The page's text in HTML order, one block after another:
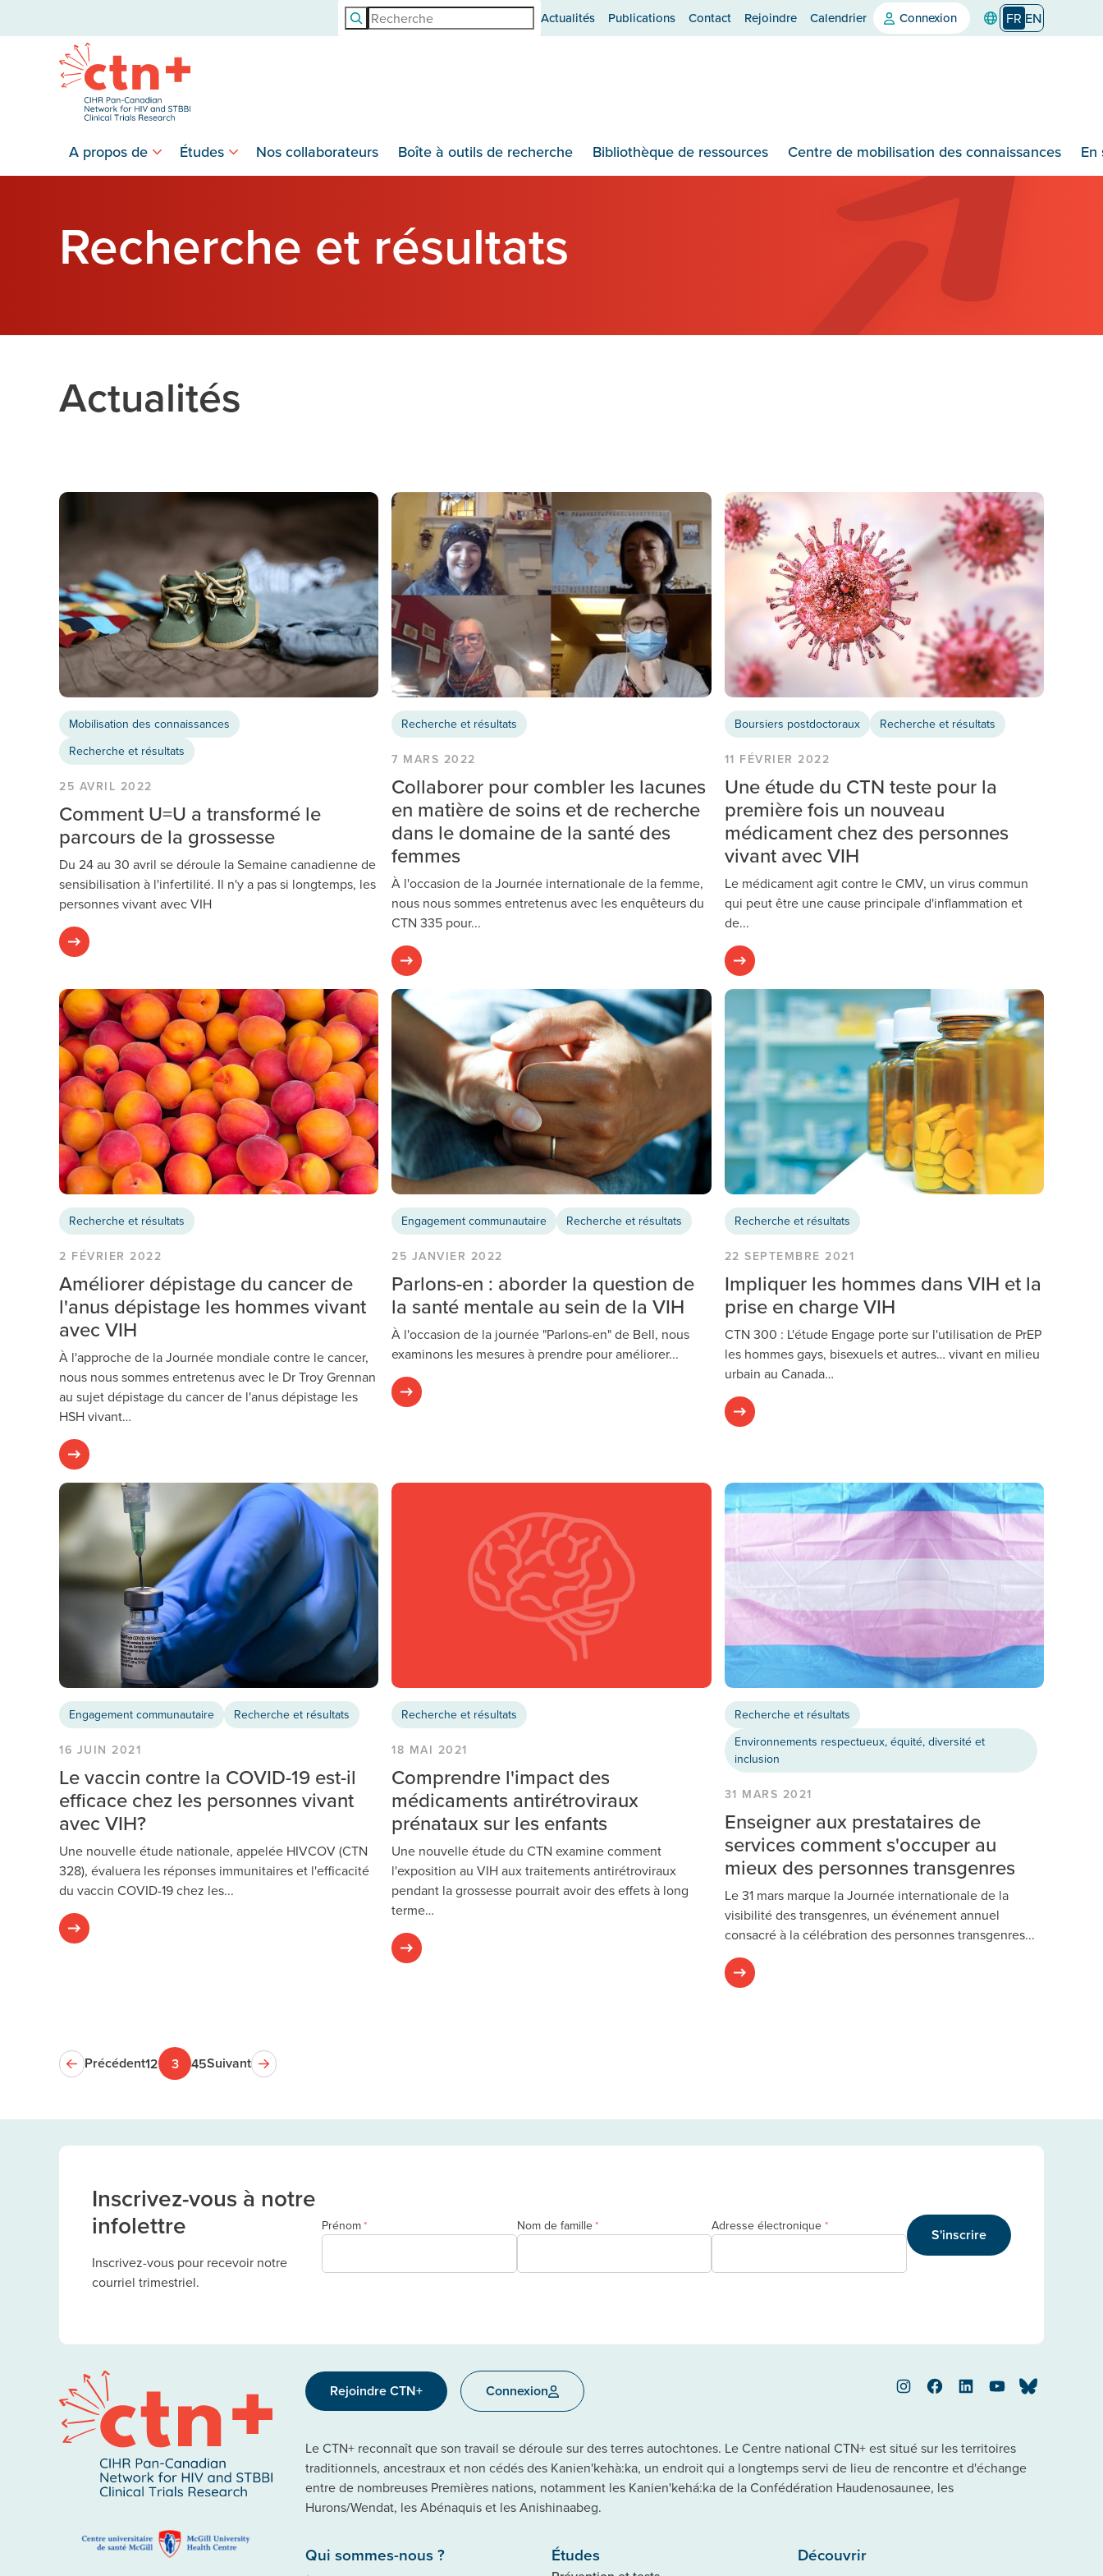
Recherche Actualités Publications Contact Rejoindre Calendrier Connexion FR EN
A propos de Études Nos collaborateurs Boîte à outils de recherche Bibliothèque de ressources Centre de mobilisation des connaissances En
Recherche et résultats
Actualités
Mobilisation des connaissances
Recherche et résultats
25 AVRIL 2022
Comment U=U a transformé le
parcours de la grossesse
Du 24 au 30 avril se déroule la Semaine canadienne de
sensibilisation à l'infertilité. Il n'y a pas si longtemps, les
personnes vivant avec VIH
Recherche et résultats
7 MARS 2022
Collaborer pour combler les lacunes
en matière de soins et de recherche
dans le domaine de la santé des
femmes
À l'occasion de la Journée internationale de la femme,
nous nous sommes entretenus avec les enquêteurs du
CTN 335 pour...
Boursiers postdoctoraux Recherche et résultats
11 FÉVRIER 2022
Une étude du CTN teste pour la
première fois un nouveau
médicament chez des personnes
vivant avec VIH
Le médicament agit contre le CMV, un virus commun
qui peut être une cause principale d'inflammation et
de...
Recherche et résultats
2 FÉVRIER 2022
Améliorer dépistage du cancer de
l'anus dépistage les hommes vivant
avec VIH
À l'approche de la Journée mondiale contre le cancer,
nous nous sommes entretenus avec le Dr Troy Grennan
au sujet dépistage du cancer de l'anus dépistage les
HSH vivant…
Engagement communautaire Recherche et résultats
25 JANVIER 2022
Parlons-en : aborder la question de
la santé mentale au sein de la VIH
À l'occasion de la journée "Parlons-en" de Bell, nous
examinons les mesures à prendre pour améliorer...
Recherche et résultats
22 SEPTEMBRE 2021
Impliquer les hommes dans VIH et la
prise en charge VIH
CTN 300 : L'étude Engage porte sur l'utilisation de PrEP
les hommes gays, bisexuels et autres… vivant en milieu
urbain au Canada…
Engagement communautaire Recherche et résultats
16 JUIN 2021
Le vaccin contre la COVID-19 est-il
efficace chez les personnes vivant
avec VIH?
Une nouvelle étude nationale, appelée HIVCOV (CTN
328), évaluera les réponses immunitaires et l'efficacité
du vaccin COVID-19 chez les...
Recherche et résultats
18 MAI 2021
Comprendre l'impact des
médicaments antirétroviraux
prénataux sur les enfants
Une nouvelle étude du CTN examine comment
l'exposition au VIH aux traitements antirétroviraux
pendant la grossesse pourrait avoir des effets à long
terme…
Recherche et résultats
Environnements respectueux, équité, diversité et
inclusion
31 MARS 2021
Enseigner aux prestataires de
services comment s'occuper au
mieux des personnes transgenres
Le 31 mars marque la Journée internationale de la
visibilité des transgenres, un événement annuel
consacré à la célébration des personnes transgenres...
Précédent12 3 45Suivant
Inscrivez-vous à notre
infolettre
Inscrivez-vous pour recevoir notre
courriel trimestriel.
Prénom* Nom de famille* Adresse électronique * S'inscrire
Rejoindre CTN+ Connexion InstagramFacebook
LinkedInYouTubeBluesky
Le CTN+ reconnaît que son travail se déroule sur des terres autochtones. Le Centre national CTN+ est situé sur les territoires
traditionnels, ancestraux et non cédés des Kanien'kehà:ka, un endroit qui a longtemps servi de lieu de rencontre et d'échange
entre de nombreuses Premières nations, notamment les Kanien'kehá:ka de la Confédération Haudenosaunee, les
Hurons/Wendat, les Abénaquis et les Anishinaabeg.
Qui sommes-nous ? Études Découvrir